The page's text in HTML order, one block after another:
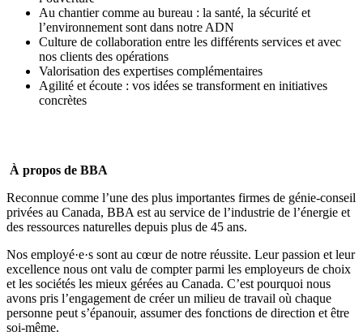
Au chantier comme au bureau : la santé, la sécurité et
l’environnement sont dans notre ADN
Culture de collaboration entre les différents services et avec
nos clients des opérations
Valorisation des expertises complémentaires
Agilité et écoute : vos idées se transforment en initiatives
concrètes
À propos de BBA
Reconnue comme l’une des plus importantes firmes de génie-conseil
privées au Canada, BBA est au service de l’industrie de l’énergie et
des ressources naturelles depuis plus de 45 ans.
Nos employé·e·s sont au cœur de notre réussite. Leur passion et leur
excellence nous ont valu de compter parmi les employeurs de choix
et les sociétés les mieux gérées au Canada. C’est pourquoi nous
avons pris l’engagement de créer un milieu de travail où chaque
personne peut s’épanouir, assumer des fonctions de direction et être
soi-même.